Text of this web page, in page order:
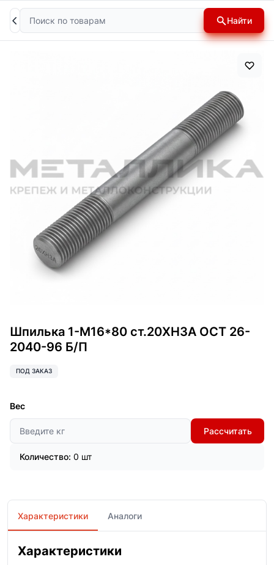
Поиск Найти
Шпилька 1-М16*80 ст.20ХН3А ОСТ 26-
2040-96 Б/П
ПОД ЗАКАЗ
Вес
Рассчитать
Количество: 0 шт
Характеристики Аналоги
Характеристики